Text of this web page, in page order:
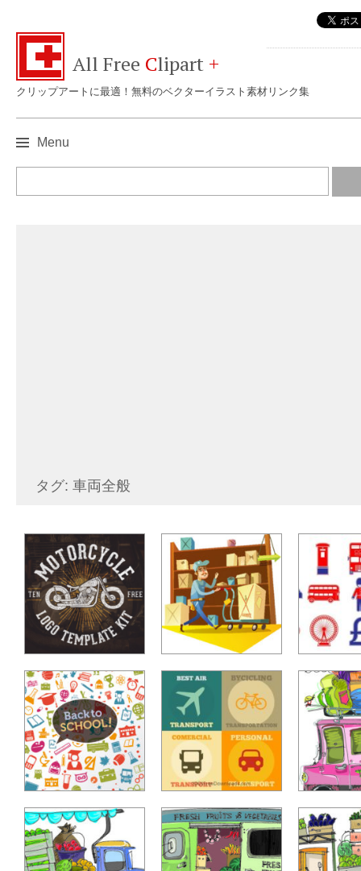
All Free Clipart +
クリップアートに最適！無料のベクターイラスト素材リンク集
Menu
タグ: 車両全般